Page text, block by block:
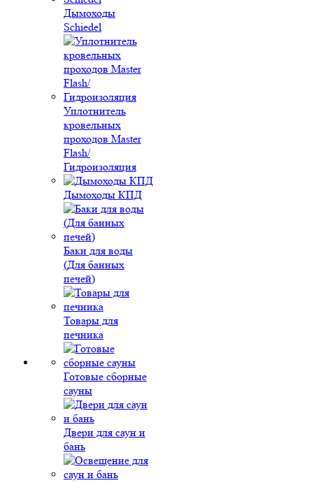
Дымоходы
Schiedel
Уплотнитель
кровельных
проходов Master
Flash/
Гидроизоляция
Дымоходы КПД
Баки для воды
(Для банных
печей)
Товары для
печника
Готовые сборные
сауны
Двери для саун и
бань